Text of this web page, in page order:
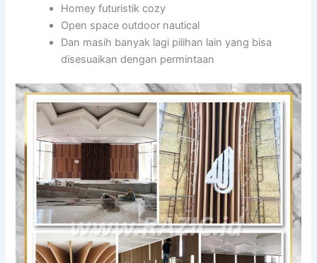
Homey futuristik cozy
Open space outdoor nautical
Dan masih banyak lagi pilihan lain yang bisa
disesuaikan dengan permintaan